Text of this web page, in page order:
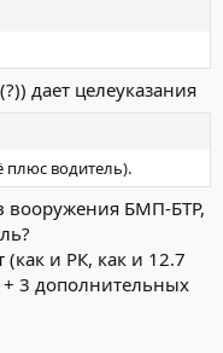
дает целеуказания
водитель).
вооружения БМП-БТР,
и РК, как и 12.7
3 дополнительных